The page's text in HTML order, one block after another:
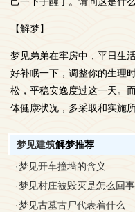
【解梦】
梦见弟弟在牢房中，平日生
好补眠一下，调整你的生理
松，平稳安逸度过这一天。
体健康状况，多采取和实施
梦见建筑解梦推荐
·梦见开车撞墙的含义
·梦见村庄被毁灭是怎么回事
·梦见古墓古尸代表着什么